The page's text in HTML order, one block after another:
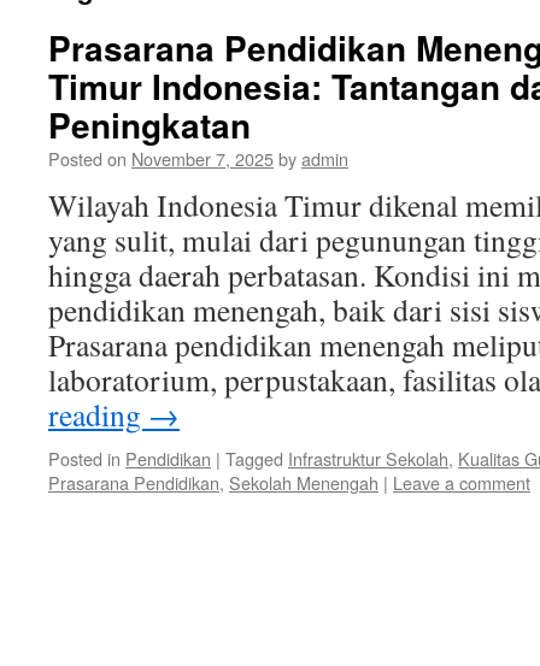
Prasarana Pendidikan
Timur Indonesia: Tantangan
Peningkatan
Posted on November 7, 2025byadmin
Wilayah Indonesia Timur dikenal
yang sulit, mulai dari pegunungan
hingga daerah perbatasan. Kondisi ini
pendidikan menengah, baik dari sisi
Prasarana pendidikan menengah
laboratorium, perpustakaan, fasilitas
reading →
Posted in Pendidikan | Tagged Infrastruktur Sekolah, Kualitas
Prasarana Pendidikan, Sekolah Menengah | Leave a comment